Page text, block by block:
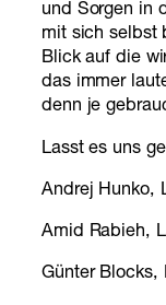
und Sorgen in
mit sich selbst
Blick auf die
das immer
denn je
Lasst es uns
Andrej Hunko,
Amid Rabieh,
Günter Blocks,